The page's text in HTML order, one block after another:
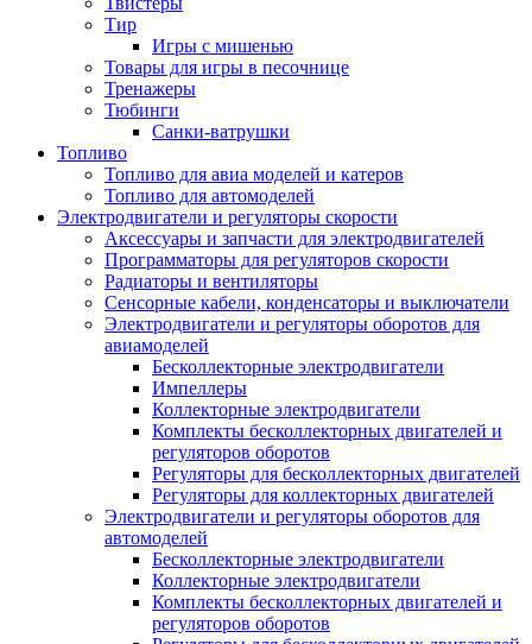
Тир
Игры с мишенью
Товары для игры в песочнице
Тренажеры
Тюбинги
Санки-ватрушки
Топливо
Топливо для авиа моделей и катеров
Топливо для автомоделей
Электродвигатели и регуляторы скорости
Аксессуары и запчасти для электродвигателей
Программаторы для регуляторов скорости
Радиаторы и вентиляторы
Сенсорные кабели, конденсаторы и выключатели
Электродвигатели и регуляторы оборотов для
авиамоделей
Бесколлекторные электродвигатели
Импеллеры
Коллекторные электродвигатели
Комплекты бесколлекторных двигателей и
регуляторов оборотов
Регуляторы для бесколлекторных двигателей
Регуляторы для коллекторных двигателей
Электродвигатели и регуляторы оборотов для
автомоделей
Бесколлекторные электродвигатели
Коллекторные электродвигатели
Комплекты бесколлекторных двигателей и
регуляторов оборотов